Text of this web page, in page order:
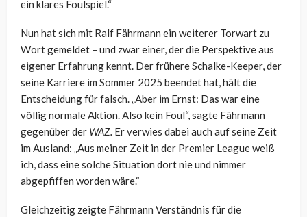
ein klares Foulspiel.“
Nun hat sich mit Ralf Fährmann ein weiterer Torwart zu
Wort gemeldet – und zwar einer, der die Perspektive aus
eigener Erfahrung kennt. Der frühere Schalke-Keeper, der
seine Karriere im Sommer 2025 beendet hat, hält die
Entscheidung für falsch. „Aber im Ernst: Das war eine
völlig normale Aktion. Also kein Foul“, sagte Fährmann
gegenüber der WAZ. Er verwies dabei auch auf seine Zeit
im Ausland: „Aus meiner Zeit in der Premier League weiß
ich, dass eine solche Situation dort nie und nimmer
abgepfiffen worden wäre.“
Gleichzeitig zeigte Fährmann Verständnis für die